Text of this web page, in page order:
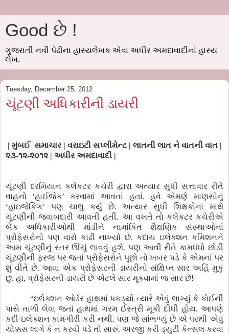
Good છે !
ગુજરાતી નવી પેઢીના હાસ્યલેખક એવા અધીર અમદાવાદીનાં હાસ્ય
લેખ.
Tuesday, December 25, 2012
ચૂંટણી અધિકારીની ડાયરી
| મુંબઈ સમાચાર | વરાઇટી સપ્લીમેન્ટ | લાતની લાત ને વાતની વાત |
૨૩-૧૨-૨૦૧૨ | અધીર અમદાવાદી |
ચૂંટણી દરમિયાન કલેકટર કચેરી દ્વારા અત્યાર સુધી સત્તાવાર રીતે
વાહનો ‘હાઈજેક’ કરવામાં આવતાં હતાં. હવે એમણે માણસોનું
‘હાઇજેકિંગ’ પણ ચાલુ કર્યું છે. અત્યાર સુધી શિક્ષકોનાં માથે
ચૂંટણીની જવાબદારી આવતી હતી. આ વખતે તો કલેકટર કચેરીએ
બેંક અધિકારીઓથી માંડીને નામાંકિત શૈક્ષણિક સંસ્થાઓનાં
પ્રોફેસરોનો પણ વારો કાઢી નાખ્યો છે. કદાચ ઇલેક્શન કમિશનને
આમ ચૂંટણીનું સ્તર ઊંચું લાવવું હશે. પણ આવી રીતે કામધંધો છોડી
ચૂંટણીની ફરજ પર જતાં પ્રોફેસરોને પૂછો તો ખબર પડે કે એમનાં પર
શું વીતે છે. આવા એક પ્રોફેસરની ડાયરીનો સંક્ષિપ્ત સાર અહિં મુકું
છું. હા, પ્રોફેસરની ડાયરી છે એટલે સાર મૂકવામાં જ સાર છે!
“ઇલેક્શન ઓર્ડર હાથમાં પકડ્યો ત્યારે એવું લાગ્યું કે કોઈની
પાસે તાળી લેવા જતાં હાથમાં ગરમ ઈસ્ત્રી મૂકી દીધી હોય. આપણે
કદી ઇલેક્શન કામગીરી કરી નથી. પણ જે સાંભળ્યું છે એ પરથી એવું
ચોક્કસ લાગે કે ન કરવી પડે તો સારું. અરજી કરી ડ્યુટી કેન્સલ કરવા